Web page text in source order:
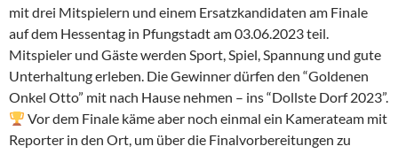
mit drei Mitspielern und einem Ersatzkandidaten am Finale
auf dem Hessentag in Pfungstadt am 03.06.2023 teil.
Mitspieler und Gäste werden Sport, Spiel, Spannung und gute
Unterhaltung erleben. Die Gewinner dürfen den “Goldenen
Onkel Otto” mit nach Hause nehmen – ins “Dollste Dorf 2023”.
Vor dem Finale käme aber noch einmal ein Kamerateam mit
Reporter in den Ort, um über die Finalvorbereitungen zu